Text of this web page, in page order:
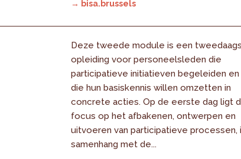
→ bisa.brussels
Deze tweede module is een
opleiding voor personeelsleden die
participatieve initiatieven begeleiden en
die hun basiskennis willen omzetten in
concrete acties. Op de eerste dag ligt
focus op het afbakenen, ontwerpen en
uitvoeren van participatieve processen,
samenhang met de...